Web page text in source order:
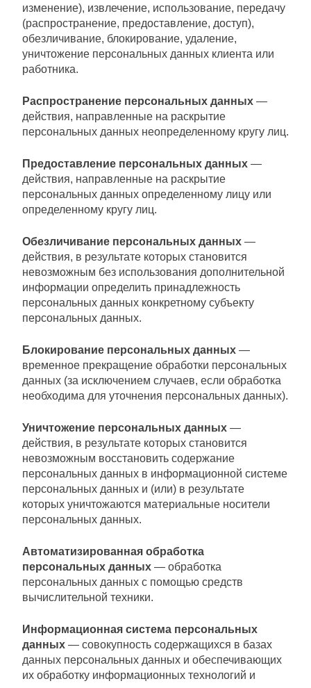
изменение), извлечение, использование, передачу
(распространение, предоставление, доступ),
обезличивание, блокирование, удаление,
уничтожение персональных данных клиента или
работника.
Распространение персональных данных —
действия, направленные на раскрытие
персональных данных неопределенному кругу лиц.
Предоставление персональных данных —
действия, направленные на раскрытие
персональных данных определенному лицу или
определенному кругу лиц.
Обезличивание персональных данных —
действия, в результате которых становится
невозможным без использования дополнительной
информации определить принадлежность
персональных данных конкретному субъекту
персональных данных.
Блокирование персональных данных —
временное прекращение обработки персональных
данных (за исключением случаев, если обработка
необходима для уточнения персональных данных).
Уничтожение персональных данных —
действия, в результате которых становится
невозможным восстановить содержание
персональных данных в информационной системе
персональных данных и (или) в результате
которых уничтожаются материальные носители
персональных данных.
Автоматизированная обработка
персональных данных — обработка
персональных данных с помощью средств
вычислительной техники.
Информационная система персональных
данных — совокупность содержащихся в базах
данных персональных данных и обеспечивающих
их обработку информационных технологий и